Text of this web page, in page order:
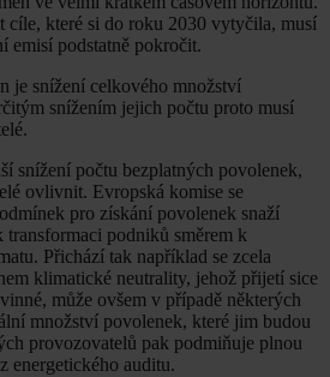
cíle, které si do roku 2030 vytyčila, musí
emisí podstatně pokročit.
je snížení celkového množství
snížením jejich počtu proto musí
snížení počtu bezplatných povolenek,
ovlivnit. Evropská komise se
pro získání povolenek snaží
podniků směrem k
Přichází tak například se zcela
klimatické neutrality, jehož přijetí sice
může ovšem v případě některých
množství povolenek, které jim budou
provozovatelů pak podmiňuje plnou
energetického auditu.